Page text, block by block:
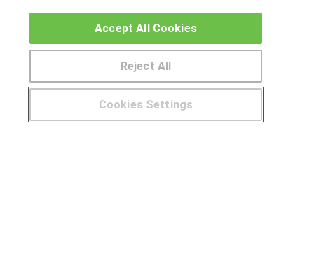
OTROS GRUPOS DE INTERES
Muro de los idiomas
Hablemos de empleo
Locos por las becas
CENTROS DE FORMACIÓN¿Tienes alguna duda? 900 264 357
Cookies Settings
Reject All
Accept All Cookies